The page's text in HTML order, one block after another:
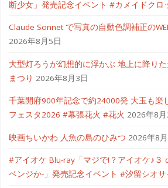
断少女」発売記念イベント #カメイドクロ
Claude Sonnet で写真の自動色調補正の
2026年8月5日
大型灯ろうが幻想的に浮かぶ 地上に降り
まつり 2026年8月3日
千葉開府900年記念で約24000発 大玉も楽
フェスタ2026 #幕張花火 #花火 2026年8月
映画ちいかわ 人魚の島のひみつ 2026年8
#アイオケ Blu-ray「マジで!？アイオケ♪３
ベンジか-」発売記念イベント #汐留シオサ